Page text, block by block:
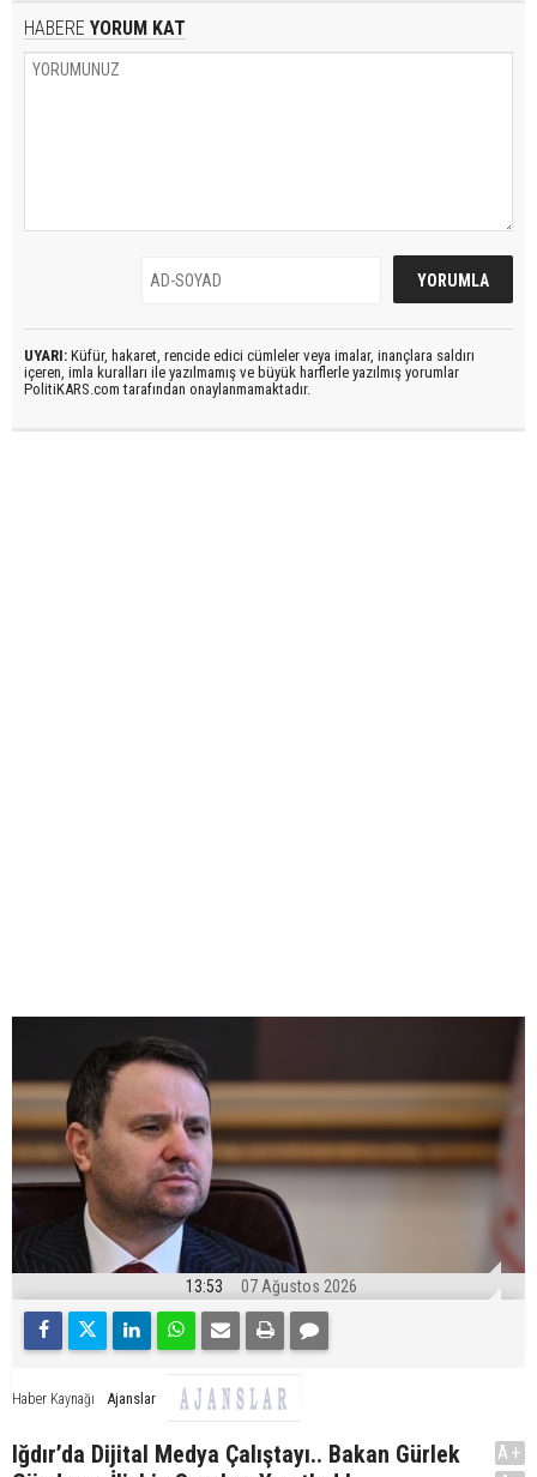
HABERE YORUM KAT
UYARI: Küfür, hakaret, rencide edici cümleler veya imalar, inançlara saldırı
içeren, imla kuralları ile yazılmamış ve büyük harflerle yazılmış yorumlar
PolitiKARS.com tarafından onaylanmamaktadır.
13:53 07 Ağustos 2026
Haber Kaynağı Ajanslar
Iğdır’da Dijital Medya Çalıştayı.. Bakan Gürlek
A+